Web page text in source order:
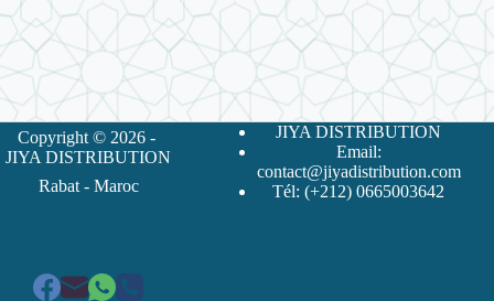
Copyright © 2026 -
JIYA DISTRIBUTION
Rabat - Maroc
JIYA DISTRIBUTION
Email:
contact@jiyadistribution.com
Tél: (+212) 0665003642